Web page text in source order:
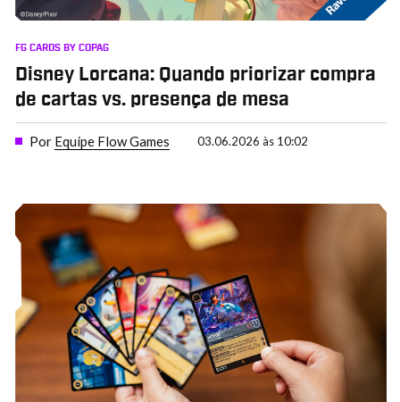
FG CARDS BY COPAG
Disney Lorcana: Quando priorizar compra
de cartas vs. presença de mesa
Por Equipe Flow Games 03.06.2026 às 10:02